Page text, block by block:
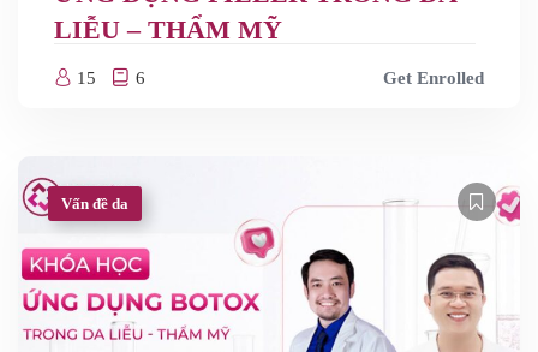
LIỄU – THẨM MỸ
15 6 Get Enrolled
Vấn đề da